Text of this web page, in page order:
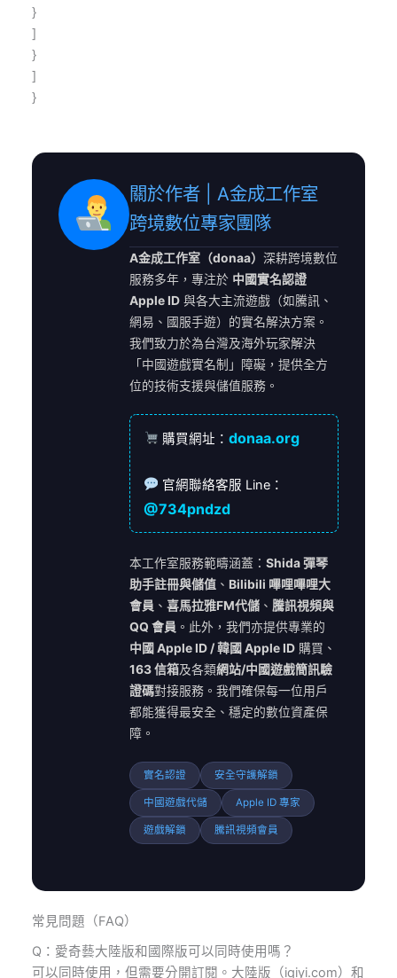
}
]
}
]
}
關於作者 | A金成工作室
跨境數位專家團隊
A金成工作室（donaa） 深耕跨境數位
服務多年，專注於 中國實名認證
Apple ID 與各大主流遊戲（如騰訊、
網易、國服手遊）的實名解決方案。
我們致力於為台灣及海外玩家解決
「中國遊戲實名制」障礙，提供全方
位的技術支援與儲值服務。
購買網址： donaa.org
官網聯絡客服 Line：
@734pndzd
本工作室服務範疇涵蓋： Shida 彈琴
助手註冊與儲值 、 Bilibili 嗶哩嗶哩大
會員 、 喜馬拉雅FM代儲 、 騰訊視頻與
QQ 會員 。此外，我們亦提供專業的
中國 Apple ID / 韓國 Apple ID 購買、
163 信箱及各類網站/中國遊戲簡訊驗
證碼對接服務。我們確保每一位用戶
都能獲得最安全、穩定的數位資產保
障。
實名認證 安全守護解鎖
中國遊戲代儲 Apple ID 專家
遊戲解鎖 騰訊視頻會員
常見問題（FAQ）
Q：愛奇藝大陸版和國際版可以同時使用嗎？
可以同時使用，但需要分開訂閱。大陸版（iqiyi.com）和